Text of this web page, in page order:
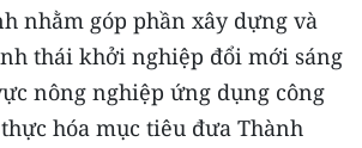
nhằm góp phần xây dựng và
thái khởi nghiệp đổi mới sáng
nông nghiệp ứng dụng công
hóa mục tiêu đưa Thành